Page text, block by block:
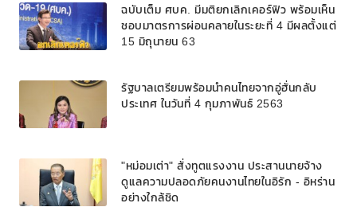
ฉบับเต็ม ศบค. มีมติยกเลิกเคอร์ฟิว พร้อมเห็น
ชอบมาตรการผ่อนคลายในระยะที่ 4 มีผลตั้งแต่
15 มิถุนายน 63
รัฐบาลเตรียมพร้อมนำคนไทยจากอู่ฮั่นกลับ
ประเทศ ในวันที่ 4 กุมภาพันธ์ 2563
"หม่อมเต่า" สั่งทูตแรงงาน ประสานนายจ้าง
ดูแลความปลอดภัยคนงานไทยในอิรัก - อิหร่าน
อย่างใกล้ชิด